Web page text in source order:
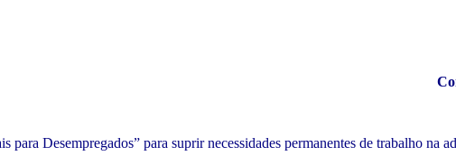
para Desempregados” para suprir necessidades permanentes de trabalho na